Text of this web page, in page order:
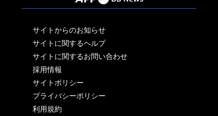
サイトからのお知らせ
サイトに関するヘルプ
サイトに関するお問い合わせ
採用情報
サイトポリシー
プライバシーポリシー
利用規約